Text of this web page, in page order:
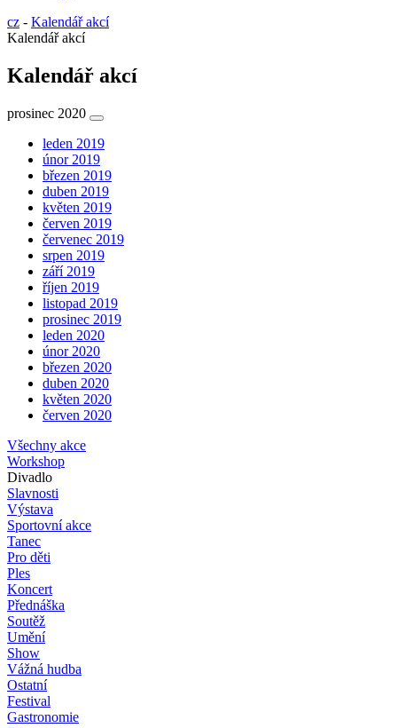
cz - Kalendář akcí
Kalendář akcí
Kalendář akcí
prosinec 2020
leden 2019
únor 2019
březen 2019
duben 2019
květen 2019
červen 2019
červenec 2019
srpen 2019
září 2019
říjen 2019
listopad 2019
prosinec 2019
leden 2020
únor 2020
březen 2020
duben 2020
květen 2020
červen 2020
Všechny akce
Workshop
Divadlo
Slavnosti
Výstava
Sportovní akce
Tanec
Pro děti
Ples
Koncert
Přednáška
Soutěž
Umění
Show
Vážná hudba
Ostatní
Festival
Gastronomie